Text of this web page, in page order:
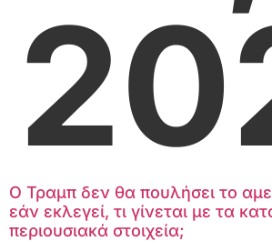
Ο Τραμπ δεν θα πουλήσει το
εάν εκλεγεί, τι γίνεται με τα
περιουσιακά στοιχεία;